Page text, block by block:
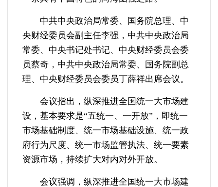
中共中央政治局常委、国务院总理、中
央财经委员会副主任李强，中共中央政治局
常委、中央书记处书记、中央财经委员会委
员蔡奇，中共中央政治局常委、国务院副总
理、中央财经委员会委员丁薛祥出席会议。
会议指出，纵深推进全国统一大市场建
设，基本要求是“五统一、一开放”，即统一
市场基础制度、统一市场基础设施、统一政
府行为尺度、统一市场监管执法、统一要素
资源市场，持续扩大对内对外开放。
会议强调，纵深推进全国统一大市场建